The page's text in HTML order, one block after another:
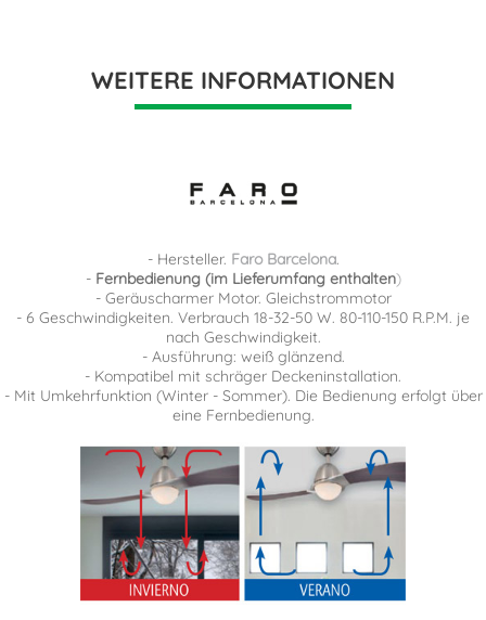
WEITERE INFORMATIONEN
- Hersteller. Faro Barcelona.
-Fernbedienung (im Lieferumfang enthalten)
- Geräuscharmer Motor. Gleichstrommotor
- 6 Geschwindigkeiten. Verbrauch 18-32-50 W. 80-110-150 R.P.M. je
nach Geschwindigkeit.
- Ausführung: weiß glänzend.
- Kompatibel mit schräger Deckeninstallation.
- Mit Umkehrfunktion (Winter - Sommer). Die Bedienung erfolgt über
eine Fernbedienung.